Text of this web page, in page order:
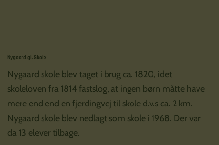
Nygaard gl. Skole
Nygaard skole blev taget i brug ca. 1820, idet
skoleloven fra 1814 fastslog, at ingen børn måtte have
mere end end en fjerdingvej til skole d.v.s ca. 2 km.
Nygaard skole blev nedlagt som skole i 1968. Der var
da 13 elever tilbage.